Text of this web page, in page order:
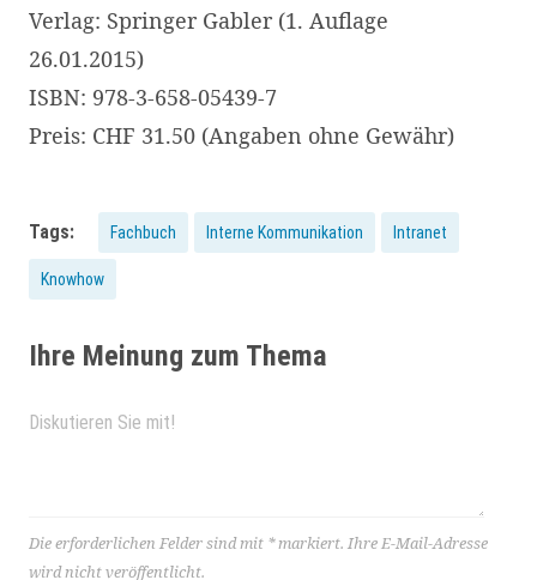
Verlag: Springer Gabler (1. Auflage
26.01.2015)
ISBN: 978-3-658-05439-7
Preis: CHF 31.50 (Angaben ohne Gewähr)
Tags: Fachbuch Interne Kommunikation Intranet
Knowhow
Ihre Meinung zum Thema
Die erforderlichen Felder sind mit *markiert. Ihre E-Mail-Adresse
wird nicht veröffentlicht.